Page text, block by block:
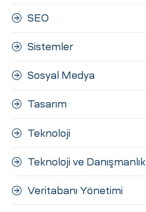
SEO
Sistemler
Sosyal Medya
Tasarım
Teknoloji
Teknoloji ve Danışmanlık
Veritabanı Yönetimi